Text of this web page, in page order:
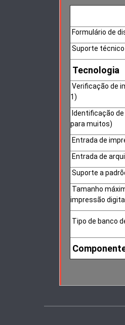
Formulário de
Suporte técnico
Tecnologia
Verificação de
1)
Identificação
para muitos)
Entrada de
Entrada de
Suporte a
Tamanho
impressão digital
Tipo de banco